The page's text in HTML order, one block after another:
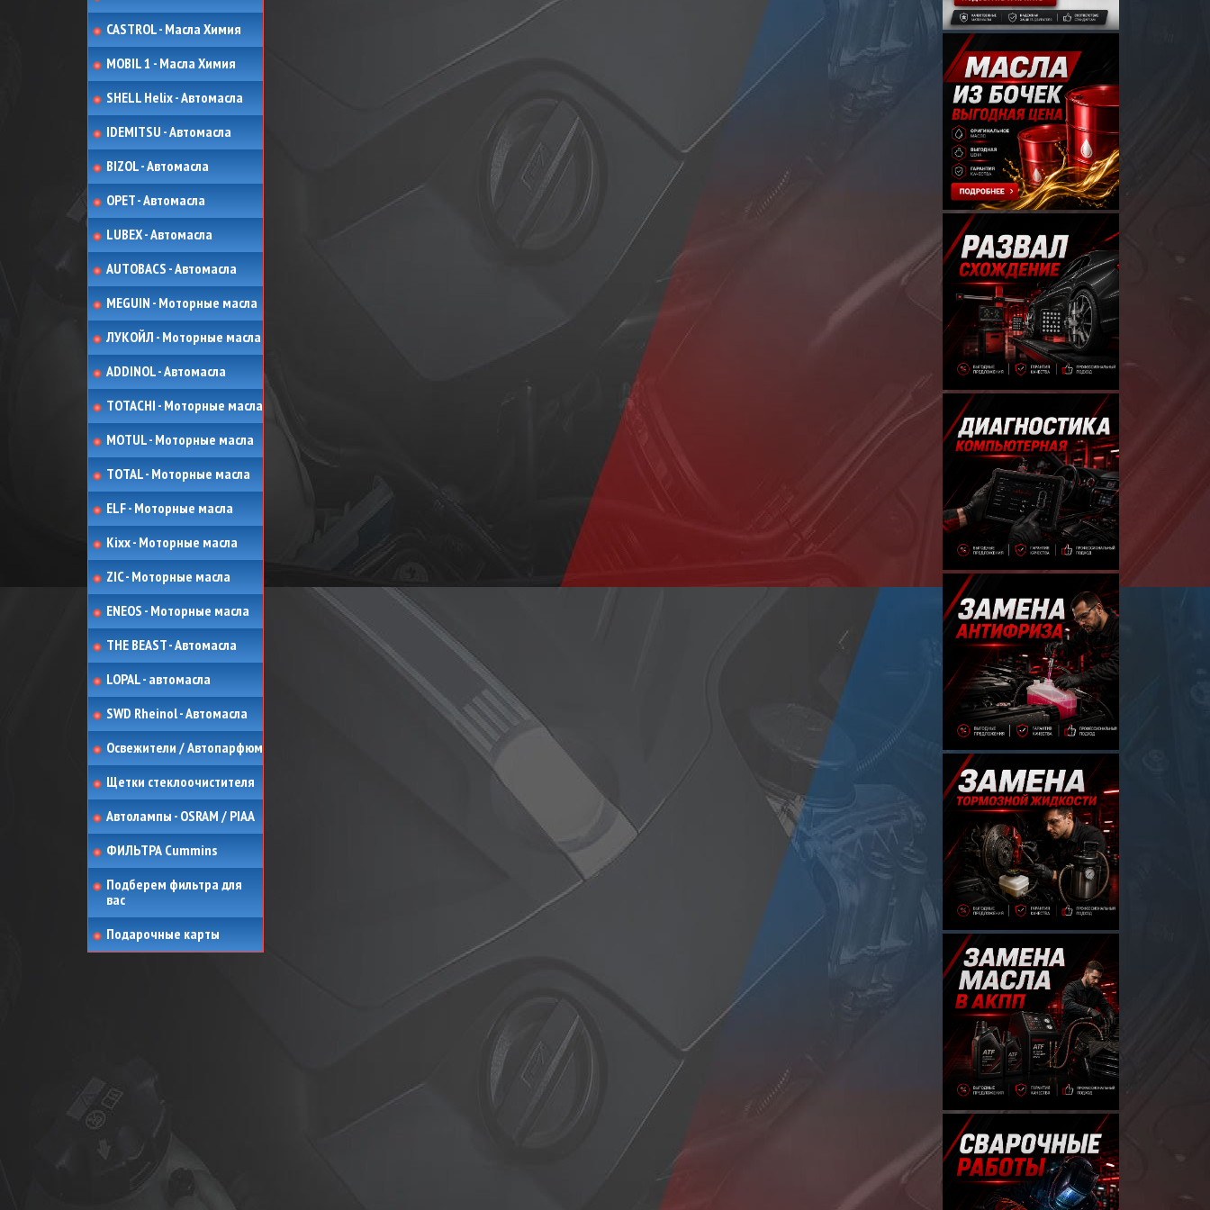
CASTROL - Масла Химия
MOBIL 1 - Масла Химия
SHELL Helix - Автомасла
IDEMITSU - Автомасла
BIZOL - Автомасла
OPET - Автомасла
LUBEX - Автомасла
AUTOBACS - Автомасла
MEGUIN - Моторные масла
ЛУКОЙЛ - Моторные масла
ADDINOL - Автомасла
TOTACHI - Моторные масла
MOTUL - Моторные масла
TOTAL - Моторные масла
ELF - Моторные масла
Kixx - Моторные масла
ZIC - Моторные масла
ENEOS - Моторные масла
THE BEAST - Автомасла
LOPAL - автомасла
SWD Rheinol - Автомасла
Освежители / Автопарфюм
Щетки стеклоочистителя
Автолампы - OSRAM / PIAA
ФИЛЬТРА Cummins
Подберем фильтра для
вас
Подарочные карты